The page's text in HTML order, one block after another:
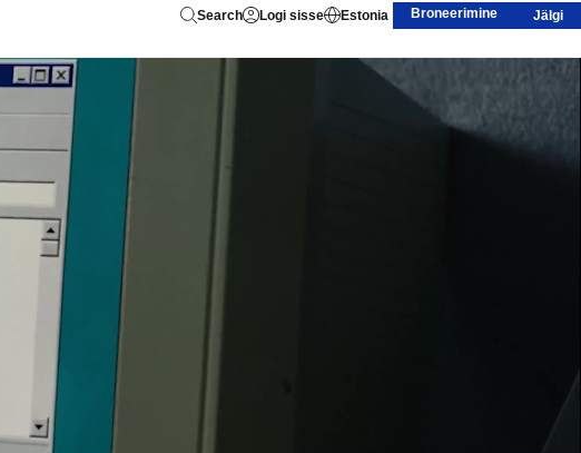
Search Logi sisse Estonia Broneerimine Jälgi